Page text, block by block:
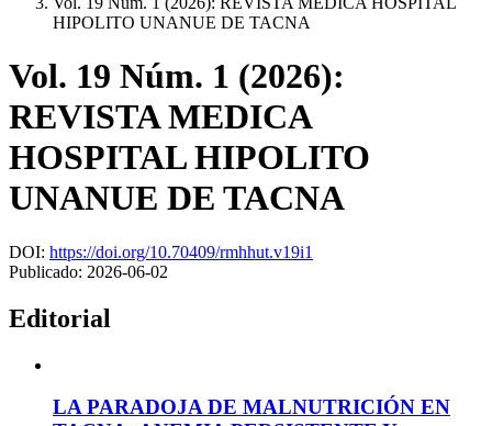
HIPOLITO UNANUE DE TACNA
Vol. 19 Núm. 1 (2026):
REVISTA MEDICA
HOSPITAL HIPOLITO
UNANUE DE TACNA
DOI: https://doi.org/10.70409/rmhhut.v19i1
Publicado: 2026-06-02
Editorial
LA PARADOJA DE MALNUTRICIÓN EN